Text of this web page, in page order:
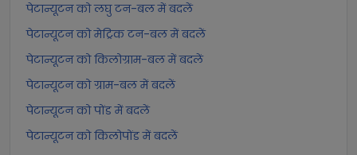
पेटान्यूटन को लघु टन-बल में बदलें
पेटान्यूटन को मेट्रिक टन-बल में बदलें
पेटान्यूटन को किलोग्राम-बल में बदलें
पेटान्यूटन को ग्राम-बल में बदलें
पेटान्यूटन को पोंड में बदलें
पेटान्यूटन को किलोपोंड में बदलें